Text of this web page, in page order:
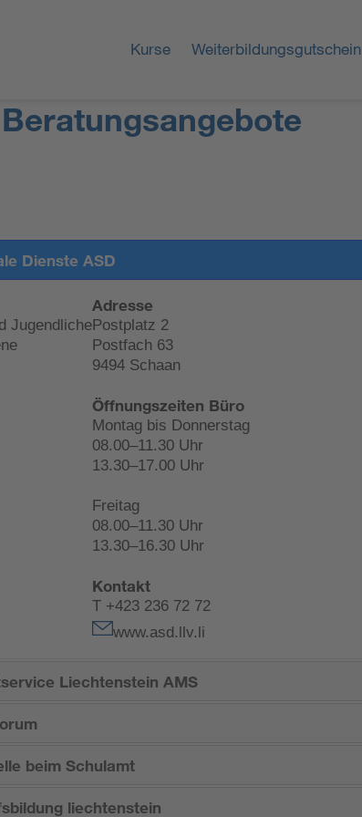
Kurse Weiterbildungsgutschein
Dienste ASD
Jugendliche
Adresse
Postplatz 2
Postfach 63
9494 Schaan
Öffnungszeiten Büro
Montag bis Donnerstag
08.00–11.30 Uhr
13.30–17.00 Uhr
Freitag
08.00–11.30 Uhr
13.30–16.30 Uhr
Kontakt
T +423 236 72 72
www.asd.llv.li
Liechtenstein AMS
beim Schulamt
liechtenstein